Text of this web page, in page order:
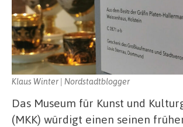
Klaus Winter | Nordstadtblogger
Das Museum für Kunst und
(MKK) würdigt einen seinen